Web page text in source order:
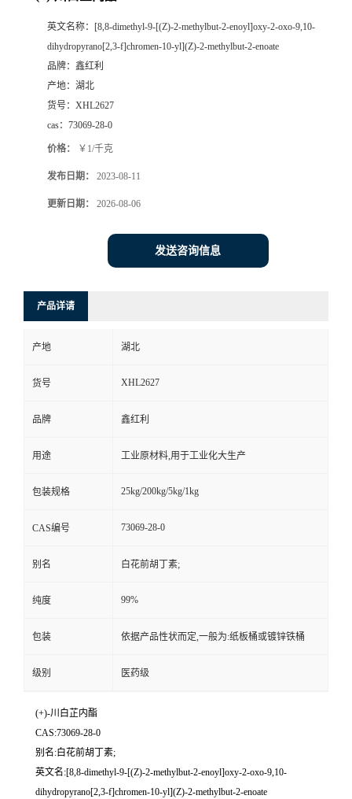
英文名称： [8,8-dimethyl-9-[(Z)-2-methylbut-2-enoyl]oxy-2-oxo-9,10-
dihydropyrano[2,3-f]chromen-10-yl](Z)-2-methylbut-2-enoate
品牌： 鑫红利
产地： 湖北
货号： XHL2627
cas： 73069-28-0
价格： ￥1/千克
发布日期： 2023-08-11
更新日期： 2026-08-06
发送咨询信息
产品详请
产地 湖北
货号 XHL2627
品牌 鑫红利
用途 工业原材料,用于工业化大生产
包装规格 25kg/200kg/5kg/1kg
CAS编号 73069-28-0
别名 白花前胡丁素;
纯度 99%
包装 依据产品性状而定,一般为:纸板桶或镀锌铁桶
级别 医药级
(+)-川白芷内酯
CAS:73069-28-0
别名:白花前胡丁素;
英文名:[8,8-dimethyl-9-[(Z)-2-methylbut-2-enoyl]oxy-2-oxo-9,10-
dihydropyrano[2,3-f]chromen-10-yl](Z)-2-methylbut-2-enoate